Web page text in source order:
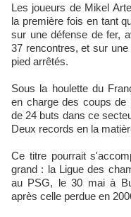
Les joueurs de Mikel
la première fois en tant
sur une défense de fer,
37 rencontres, et sur
pied arrêtés.
Sous la houlette du
en charge des coups de
de 24 buts dans ce
Deux records en la
Ce titre pourrait
grand : la Ligue des
au PSG, le 30 mai à
après celle perdue en